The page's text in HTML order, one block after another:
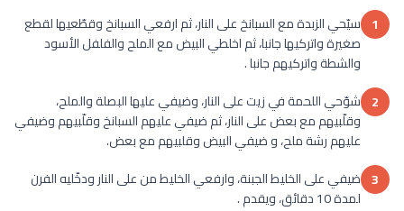
1 سيّحي الزبدة مع السبانخ على النار، ثم ارفعي السبانخ وقطّعيها لقطع
صغيرة واتركيها جانبا، ثم اخلطي البيض مع الملح والفلفل الأسود
والشطة واتركيهم جانبا .
2 شوّحي اللحمة في زيت على النار، وضيفي عليها البصلة والملح،
وقلّبيهم مع بعض على النار، ثم ضيفي عليهم السبانخ وقلّبيهم وضيفي
عليهم رشة ملح، و ضيفي البيض وقلبيهم مع بعض.
3 ضيفي على الخليط الجبنة، وارفعي الخليط من على النار ودخّليه الفرن
لمدة 10 دقائق، ويقدم .